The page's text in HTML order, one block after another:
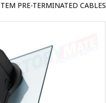
PRE-TERMINATED CABLES